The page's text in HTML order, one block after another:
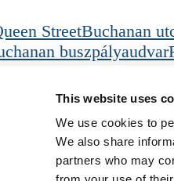
This website uses
We use cookies to
We also share
partners who may
StreetBuchanan
buszpályaudvar
Hogyan működik
Minden
• P. IVA 14104111001